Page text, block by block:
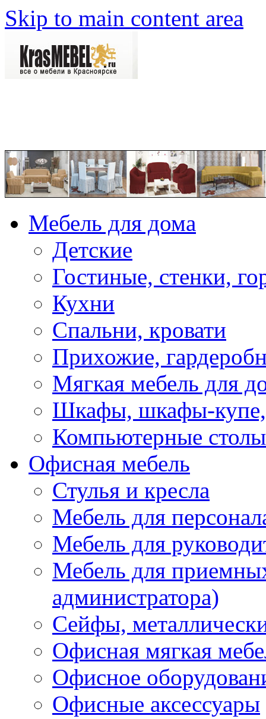
Skip to main content area
Мебель для дома
Детские
Гостиные, стенки,
Кухни
Спальни, кровати
Прихожие,
Мягкая мебель для
Шкафы, шкафы-купе,
Компьютерные столы
Офисная мебель
Стулья и кресла
Мебель для
Мебель для
Мебель для
администратора)
Сейфы,
Офисная мягкая
Офисное
Офисные аксессуары